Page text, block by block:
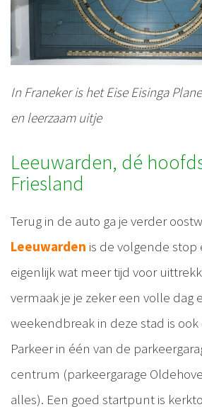
In Franeker is het Eise Eisinga
en leerzaam uitje
Leeuwarden, dé
Friesland
Terug in de auto ga je verder
Leeuwarden is de volgende stop
eigenlijk wat meer tijd voor
vermaak je je zeker een volle dag
weekendbreak in deze stad is
Parkeer in één van de
centrum (parkeergarage
alles). Een goed startpunt is